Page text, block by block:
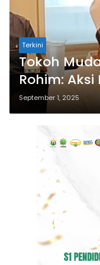
Terkini
Tokoh
Rohim:
Anarkisme
Surabaya
September 1, 2025